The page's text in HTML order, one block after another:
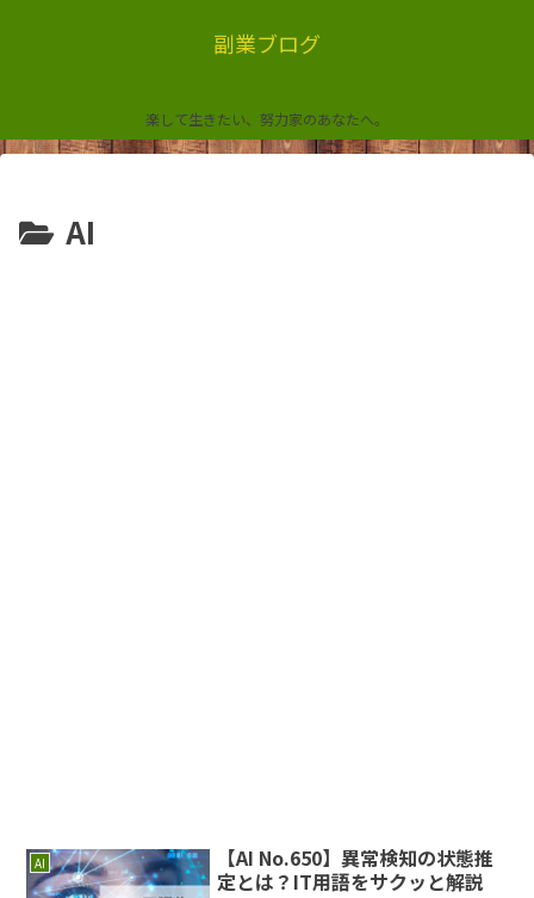
副業ブログ
楽して生きたい、努力家のあなたへ。
AI
AI
【AI No.650】異常検知の状態推
定とは？IT用語をサクッと解説